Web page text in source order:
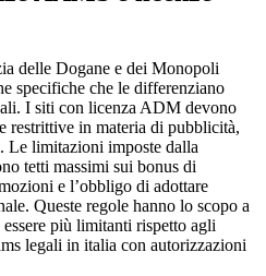
delle Dogane e dei Monopoli
specifiche che le differenziano
I siti con licenza ADM devono
restrittive in materia di pubblicità,
Le limitazioni imposte dalla
tetti massimi sui bonus di
e l’obbligo di adottare
Queste regole hanno lo scopo a
più limitanti rispetto agli
legali in italia con autorizzazioni